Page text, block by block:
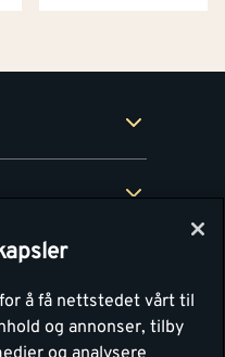
å få nettstedet vårt til
og annonser, tilby